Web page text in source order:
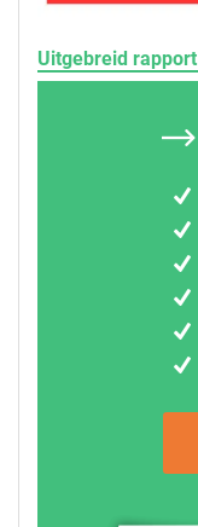
Uitgebreid rapport